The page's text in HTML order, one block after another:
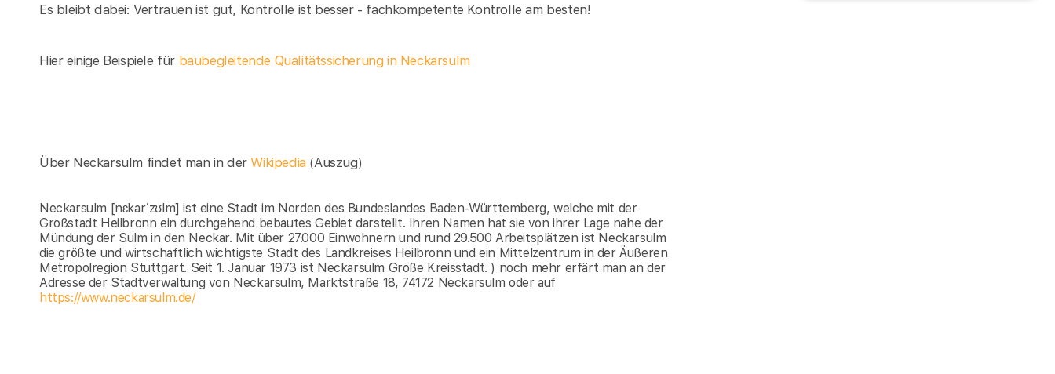
Es bleibt dabei: Vertrauen ist gut, Kontrolle ist besser - fachkompetente Kontrolle am besten!
Hier einige Beispiele für baubegleitende Qualitätssicherung in Neckarsulm
Über Neckarsulm findet man in derWikipedia (Auszug)
Neckarsulm [nɛkarˈzʊlm] ist eine Stadt im Norden des Bundeslandes Baden-Württemberg, welche mit der
Großstadt Heilbronn ein durchgehend bebautes Gebiet darstellt. Ihren Namen hat sie von ihrer Lage nahe der
Mündung der Sulm in den Neckar. Mit über 27.000 Einwohnern und rund 29.500 Arbeitsplätzen ist Neckarsulm
die größte und wirtschaftlich wichtigste Stadt des Landkreises Heilbronn und ein Mittelzentrum in der Äußeren
Metropolregion Stuttgart. Seit 1. Januar 1973 ist Neckarsulm Große Kreisstadt. ) noch mehr erfärt man an der
Adresse der Stadtverwaltung von Neckarsulm, Marktstraße 18, 74172 Neckarsulm oder auf
https://www.neckarsulm.de/